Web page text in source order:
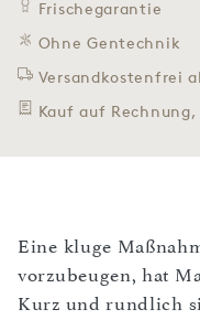
Frischegarantie
Ohne Gentechnik
Versandkostenfrei
Kauf auf Rechnung,
Eine kluge
vorzubeugen, hat
Kurz und rundlich